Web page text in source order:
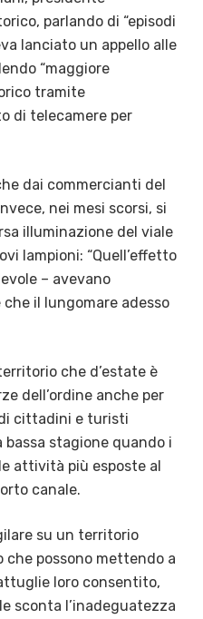
parlando di “episodi
lanciato un appello alle
“maggiore
tramite
di telecamere per
dai commercianti del
nei mesi scorsi, si
illuminazione del viale
lampioni: “Quell’effetto
– avevano
il lungomare adesso
che d’estate è
dell’ordine anche per
cittadini e turisti
stagione quando i
attività più esposte al
canale.
su un territorio
possono mettendo a
loro consentito,
sconta l’inadeguatezza